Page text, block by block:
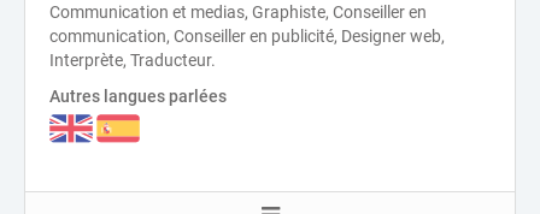
Communication et medias, Graphiste, Conseiller en
communication, Conseiller en publicité, Designer web,
Interprète, Traducteur.
Autres langues parlées